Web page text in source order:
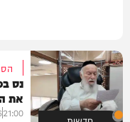
נס
את
21:00